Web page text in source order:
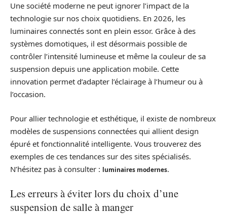
Une société moderne ne peut ignorer l’impact de la
technologie sur nos choix quotidiens. En 2026, les
luminaires connectés sont en plein essor. Grâce à des
systèmes domotiques, il est désormais possible de
contrôler l’intensité lumineuse et même la couleur de sa
suspension depuis une application mobile. Cette
innovation permet d’adapter l’éclairage à l’humeur ou à
l’occasion.
Pour allier technologie et esthétique, il existe de nombreux
modèles de suspensions connectées qui allient design
épuré et fonctionnalité intelligente. Vous trouverez des
exemples de ces tendances sur des sites spécialisés.
N’hésitez pas à consulter : luminaires modernes.
Les erreurs à éviter lors du choix d’une
suspension de salle à manger